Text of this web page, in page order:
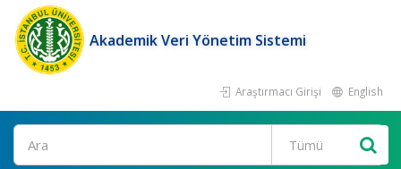
Akademik Veri Yönetim Sistemi
Araştırmacı Girişi English
Ara